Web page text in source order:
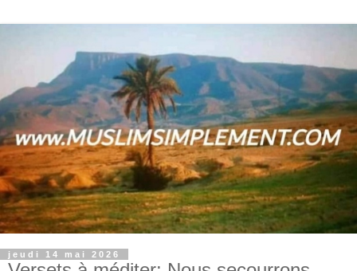
jeudi 14 mai 2026